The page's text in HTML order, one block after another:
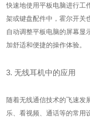
快速地使用平板电脑进行工
架或键盘配件中，霍尔开关
自动调整平板电脑的屏幕显
加舒适和便捷的操作体验。
3. 无线耳机中的应用
随着无线通信技术的飞速发
乐、看视频、通话等的常用